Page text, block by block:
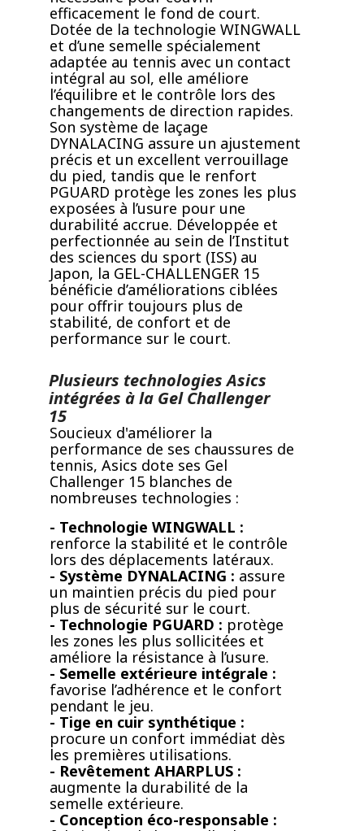
efficacement le fond de court.
Dotée de la technologie WINGWALL
et d’une semelle spécialement
adaptée au tennis avec un contact
intégral au sol, elle améliore
l’équilibre et le contrôle lors des
changements de direction rapides.
Son système de laçage
DYNALACING assure un ajustement
précis et un excellent verrouillage
du pied, tandis que le renfort
PGUARD protège les zones les plus
exposées à l’usure pour une
durabilité accrue. Développée et
perfectionnée au sein de l’Institut
des sciences du sport (ISS) au
Japon, la GEL-CHALLENGER 15
bénéficie d’améliorations ciblées
pour offrir toujours plus de
stabilité, de confort et de
performance sur le court.
Plusieurs technologies Asics
intégrées à la Gel Challenger
15
Soucieux d'améliorer la
performance de ses chaussures de
tennis, Asics dote ses Gel
Challenger 15 blanches de
nombreuses technologies :
- Technologie WINGWALL :
renforce la stabilité et le contrôle
lors des déplacements latéraux.
- Système DYNALACING : assure
un maintien précis du pied pour
plus de sécurité sur le court.
- Technologie PGUARD : protège
les zones les plus sollicitées et
améliore la résistance à l’usure.
- Semelle extérieure intégrale :
favorise l’adhérence et le confort
pendant le jeu.
- Tige en cuir synthétique :
procure un confort immédiat dès
les premières utilisations.
- Revêtement AHARPLUS :
augmente la durabilité de la
semelle extérieure.
- Conception éco-responsable :